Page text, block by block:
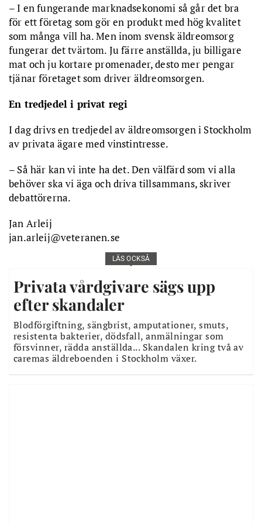
– I en fungerande marknadsekonomi så går det bra
för ett företag som gör en produkt med hög kvalitet
som många vill ha. Men inom svensk äldreomsorg
fungerar det tvärtom. Ju färre anställda, ju billigare
mat och ju kortare promenader, desto mer pengar
tjänar företaget som driver äldreomsorgen.
En tredjedel i privat regi
I dag drivs en tredjedel av äldreomsorgen i Stockholm
av privata ägare med vinstintresse.
– Så här kan vi inte ha det. Den välfärd som vi alla
behöver ska vi äga och driva tillsammans, skriver
debattörerna.
Jan Arleij
jan.arleij@veteranen.se
LÄS OCKSÅ
Privata vårdgivare sägs upp
efter skandaler
Blodförgiftning, sängbrist, amputationer, smuts,
resistenta bakterier, dödsfall, anmälningar som
försvinner, rädda anställda... Skandalen kring två av
caremas äldreboenden i Stockholm växer.